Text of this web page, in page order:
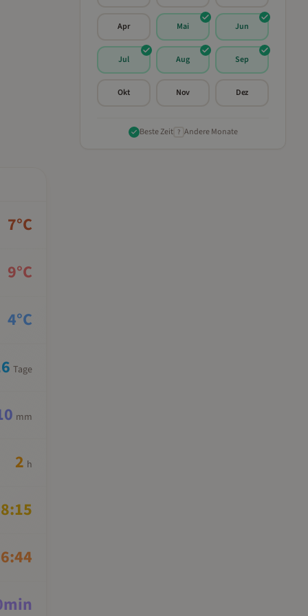
7°C
9°C
4°C
Tage
mm
2 h
min
Apr Mai Jun
Jul Aug Sep
Okt Nov Dez
Beste Zeit ? Andere Monate